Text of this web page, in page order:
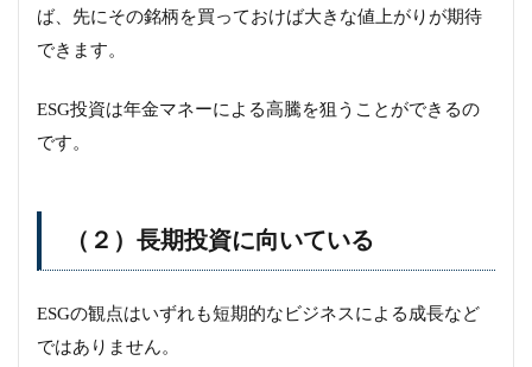
ば、先にその銘柄を買っておけば大きな値上がりが期待
できます。
ESG投資は年金マネーによる高騰を狙うことができるの
です。
（２）長期投資に向いている
ESGの観点はいずれも短期的なビジネスによる成長など
ではありません。